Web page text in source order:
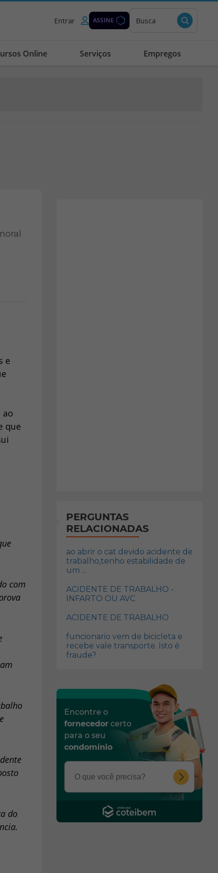
Entrar ASSINE Busca
Online Serviços Empregos
e
que
com
do
PERGUNTAS
RELACIONADAS
ao abrir o cat devido acidente de
trabalho,tenho estabilidade de
um ...
ACIDENTE DE TRABALHO -
INFARTO OU AVC
ACIDENTE DE TRABALHO
funcionario vem de bicicleta e
recebe vale transporte. Isto é
fraude?
Encontre o
fornecedor certo
para o seu
condomínio